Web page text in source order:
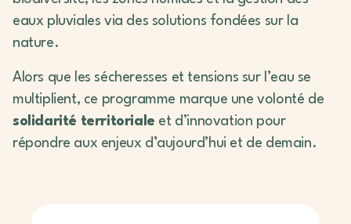
eaux pluviales via des solutions fondées sur la
nature.
Alors que les sécheresses et tensions sur l’eau se
multiplient, ce programme marque une volonté de
solidarité territoriale et d’innovation pour
répondre aux enjeux d’aujourd’hui et de demain.